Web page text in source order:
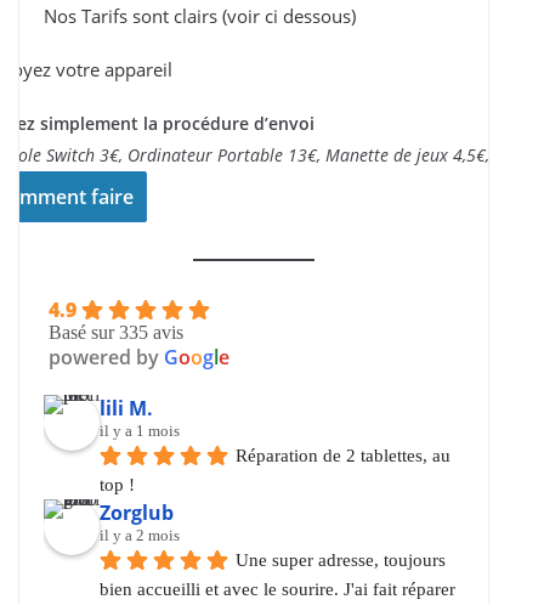
Nos Tarifs sont clairs (voir ci dessous)
votre appareil
simplement la procédure d’envoi
Switch 3€, Ordinateur Portable 13€, Manette de jeux 4,5€,..
faire
4.9
Basé sur 335 avis
powered by Google
lili M.
il y a 1 mois
Réparation de 2 tablettes, au
top !
Zorglub
il y a 2 mois
Une super adresse, toujours
bien accueilli et avec le sourire. J'ai fait réparer